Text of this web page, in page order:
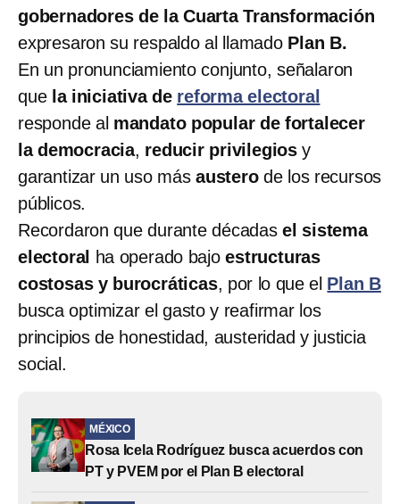
gobernadores de la Cuarta Transformación
expresaron su respaldo al llamado Plan B.
En un pronunciamiento conjunto, señalaron
que la iniciativa de reforma electoral
responde al mandato popular de fortalecer
la democracia, reducir privilegios y
garantizar un uso másausterode los recursos
públicos.
Recordaron que durante décadasel sistema
electoral
ha operado bajoestructuras
costosas y burocráticas, por lo que el Plan B
busca optimizar el gasto y reafirmar los
principios de honestidad, austeridad y justicia
social.
MÉXICO
Rosa Icela Rodríguez busca acuerdos con
PT y PVEM por el Plan B electoral